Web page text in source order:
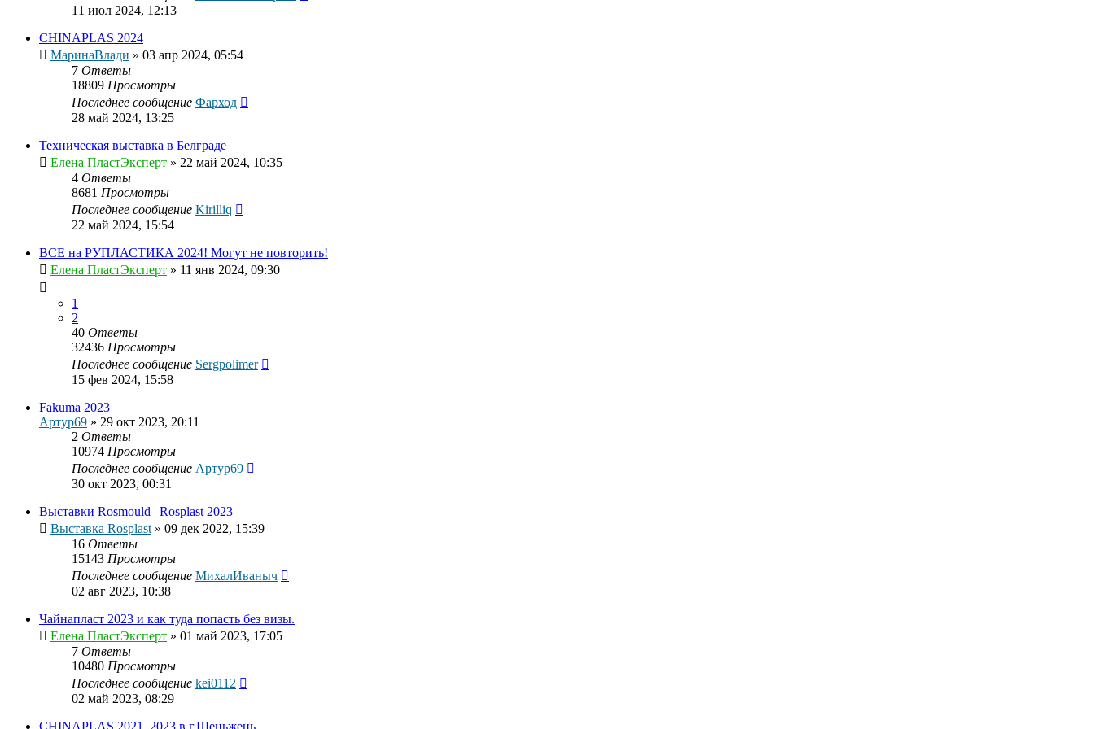
11 июл 2024, 12:13
CHINAPLAS 2024
МаринаВлади » 03 апр 2024, 05:54
7 Ответы
18809 Просмотры
Последнее сообщение Фарход
28 май 2024, 13:25
Техническая выставка в Белграде
Елена ПластЭксперт » 22 май 2024, 10:35
4 Ответы
8681 Просмотры
Последнее сообщение Kirilliq
22 май 2024, 15:54
ВСЕ на РУПЛАСТИКА 2024! Могут не повторить!
Елена ПластЭксперт » 11 янв 2024, 09:30
1
2
40 Ответы
32436 Просмотры
Последнее сообщение Sergpolimer
15 фев 2024, 15:58
Fakuma 2023
Артур69 » 29 окт 2023, 20:11
2 Ответы
10974 Просмотры
Последнее сообщение Артур69
30 окт 2023, 00:31
Выставки Rosmould | Rosplast 2023
Выставка Rosplast» 09 дек 2022, 15:39
16 Ответы
15143 Просмотры
Последнее сообщение МихалИваныч
02 авг 2023, 10:38
Чайнапласт 2023 и как туда попасть без визы.
Елена ПластЭксперт » 01 май 2023, 17:05
7 Ответы
10480 Просмотры
Последнее сообщение kei0112
02 май 2023, 08:29